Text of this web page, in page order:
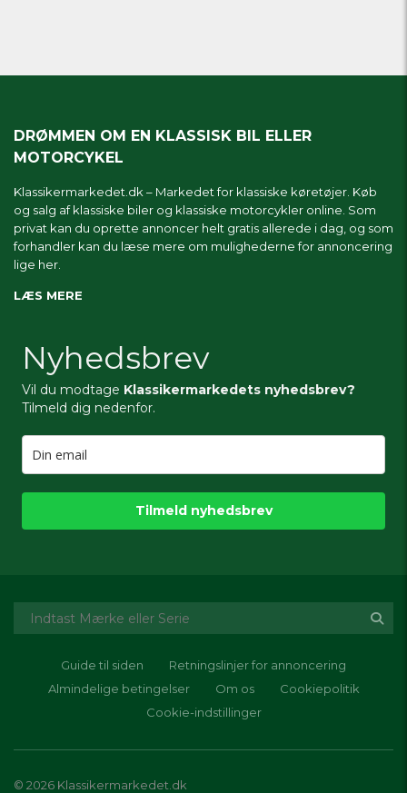
DRØMMEN OM EN KLASSISK BIL ELLER
MOTORCYKEL
Klassikermarkedet.dk – Markedet for klassiske køretøjer. Køb
og salg af klassiske biler og klassiske motorcykler online. Som
privat kan du oprette annoncer helt gratis allerede i dag, og som
forhandler kan du læse mere om mulighederne for annoncering
lige her.
LÆS MERE
Nyhedsbrev
Vil du modtage Klassikermarkedets nyhedsbrev?
Tilmeld dig nedenfor.
Tilmeld nyhedsbrev
Guide til siden
Retningslinjer for annoncering
Almindelige betingelser
Om os
Cookiepolitik
Cookie-indstillinger
© 2026 Klassikermarkedet.dk